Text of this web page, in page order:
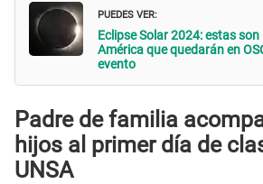
PUEDES VER:
Eclipse Solar 2024: estas
América que quedarán en
evento
Padre de familia
hijos al primer día de
UNSA